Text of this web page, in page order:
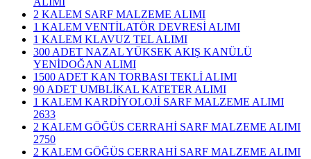
2 KALEM SARF MALZEME ALIMI
1 KALEM VENTİLATÖR DEVRESİ ALIMI
1 KALEM KLAVUZ TEL ALIMI
300 ADET NAZAL YÜKSEK AKIŞ KANÜLÜ
YENİDOĞAN ALIMI
1500 ADET KAN TORBASI TEKLİ ALIMI
90 ADET UMBLİKAL KATETER ALIMI
1 KALEM KARDİYOLOJİ SARF MALZEME ALIMI
2633
2 KALEM GÖĞÜS CERRAHİ SARF MALZEME ALIMI
2750
2 KALEM GÖĞÜS CERRAHİ SARF MALZEME ALIMI